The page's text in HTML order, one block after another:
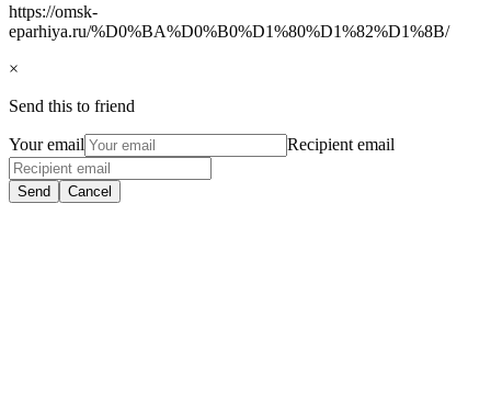
https://omsk-
eparhiya.ru/%D0%BA%D0%B0%D1%80%D1%82%D1%8B/
×
Send this to friend
Your email Recipient email
Send Cancel